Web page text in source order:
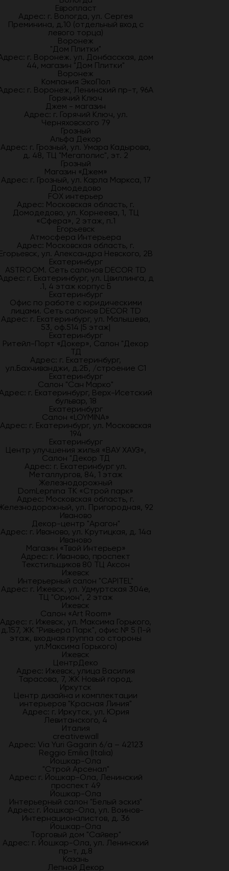
Европласт
Адрес: г. Вологда, ул. Сергея
Преминина, д.10 (отдельный вход с
левого торца)
Воронеж
"Дом Плитки"
г. Воронеж. ул. Донбасская, дом
44, магазин "Дом Плитки"
Воронеж
Компания ЭкоПол
г. Воронеж, Ленинский пр-т, 96А
Горячий Ключ
Джем - магазин
Адрес: г. Горячий Ключ, ул.
Черняховского 79
Грозный
Альфа Декор
Адрес: г. Грозный, ул. Умара Кадырова,
д. 48, ТЦ "Мегаполис", эт. 2
Грозный
Магазин «Джем»
Адрес: г. Грозный, ул. Карла Маркса, 17
Домодедово
FOX интерьер
Адрес: Московская область, г.
Домодедово, ул. Корнеева, 1, ТЦ
«Сфера», 2 этаж, п.1
Егорьевск
Атмосфера Интерьера
Адрес: Московская область, г.
ул. Александра Невского, 2В
Екатеринбург
ASTROOM. Сеть салонов DECOR TD
г. Екатеринбург, ул. Цвиллинга, д
.1, 4 этаж корпус Б
Екатеринбург
Офис по работе с юридическими
лицами. Сеть салонов DECOR TD
Адрес: г. Екатеринбург, ул. Малышева,
53, оф.514 |5 этаж|
Екатеринбург
Ритейл-Порт «Докер», Салон "Декор
ТД
Адрес: г. Екатеринбург,
ул.Бахчиванджи, д.2Б, /строение С1
Екатеринбург
Салон "Сан Марко"
г. Екатеринбург, Верх-Исетский
бульвар, 18
Екатеринбург
Салон «LOYMINA»
Адрес: г. Екатеринбург, ул. Московская
194
Екатеринбург
Центр улучшения жилья «ВАУ ХАУЗ»,
Салон "Декор ТД
Адрес: г. Екатеринбург ул.
Металлургов, 84, 1 этаж
Железнодорожный
DomLepnina ТК «Строй парк»
Адрес: Московская область, г.
ул. Пригородная, 92
Иваново
Декор-центр "Арагон"
Адрес: г. Иваново, ул. Крутицкая, д. 14а
Иваново
Магазин «Твой Интерьер»
Адрес: г. Иваново, проспект
Текстильщиков 80 ТЦ Аксон
Ижевск
Интерьерный салон "CAPITEL"
Адрес: г. Ижевск, ул. Удмуртская 304е,
ТЦ "Орион", 2 этаж
Ижевск
Салон «Art Room»
Адрес: г. Ижевск, ул. Максима Горького,
д.157, ЖК "Ривьера Парк", офис № 5 (1-й
этаж, входная группа со стороны
ул.Максима Горького)
Ижевск
ЦентрДеко
Адрес: Ижевск, улица Василия
Тарасова, 7, ЖК Новый город.
Иркутск
Центр дизайна и комплектации
интерьеров "Красная Линия"
Адрес: г. Иркутск, ул. Юрия
Левитанского, 4
Италия
creativewall
Адрес: Via Yuri Gagarin 6/a – 42123
Reggio Emilia (Italia)
Йошкар-Ола
"Строй Арсенал"
Адрес: г. Йошкар-Ола, Ленинский
проспект 49
Йошкар-Ола
Интерьерный салон "Белый эскиз"
Адрес: г. Йошкар-Ола, ул. Воинов-
Интернационалистов, д. 36
Йошкар-Ола
Торговый дом "Сайвер"
Адрес: г. Йошкар-Ола, ул. Ленинский
пр-т, д.8
Казань
Лепной Декор